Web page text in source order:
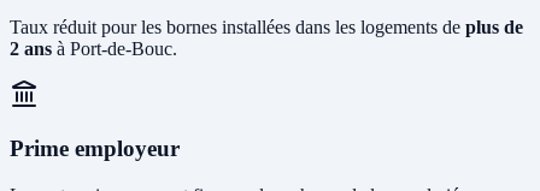
Taux réduit pour les bornes installées dans les logements de plus de
2 ans à Port-de-Bouc.
Prime employeur